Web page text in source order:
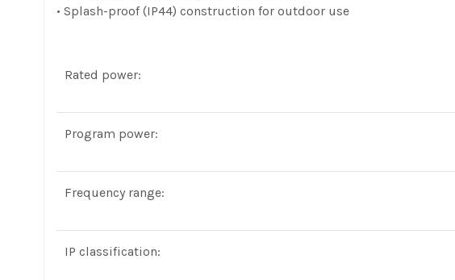
• Splash-proof (IP44) construction for outdoor use
Rated power:
Program power:
Frequency range:
IP classification: